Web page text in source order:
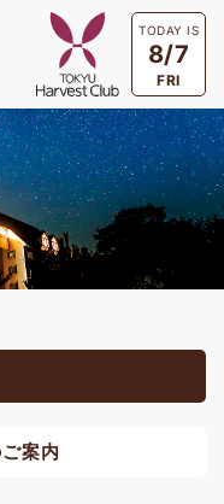
TODAY IS
8/7
FRI
案内